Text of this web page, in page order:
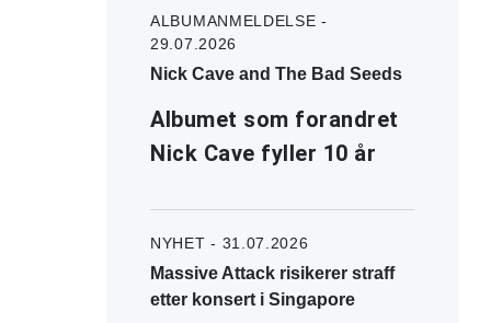
ALBUMANMELDELSE -
29.07.2026
Nick Cave and The Bad Seeds
Albumet som forandret
Nick Cave fyller 10 år
NYHET - 31.07.2026
Massive Attack risikerer straff
etter konsert i Singapore